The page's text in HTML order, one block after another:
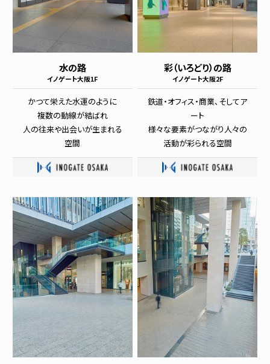
水の路
イノゲート大阪1F
かつて栄えた水運のように
複数の動線が結ばれ
人の往来や出会いが生まれる
空間
彩（いろどり）の路
イノゲート大阪2F
鉄道・オフィス・商業、そしてア
ート
様々な要素がつながり人々の
活動が彩られる空間